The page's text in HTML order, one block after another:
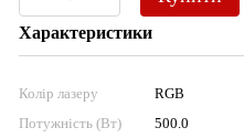
Характеристики
Колір лазеру
RGB
Потужність (Вт)
500.0